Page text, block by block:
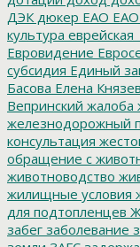
ДЭК дюкер ЕАО
культура
Евровидение
субсидия Единый
Басова Елена
Вепринский жалоба
железнодорожный
консультация
обращение с
животноводство
жилищные условия
для подтопленцев
забег заболевание